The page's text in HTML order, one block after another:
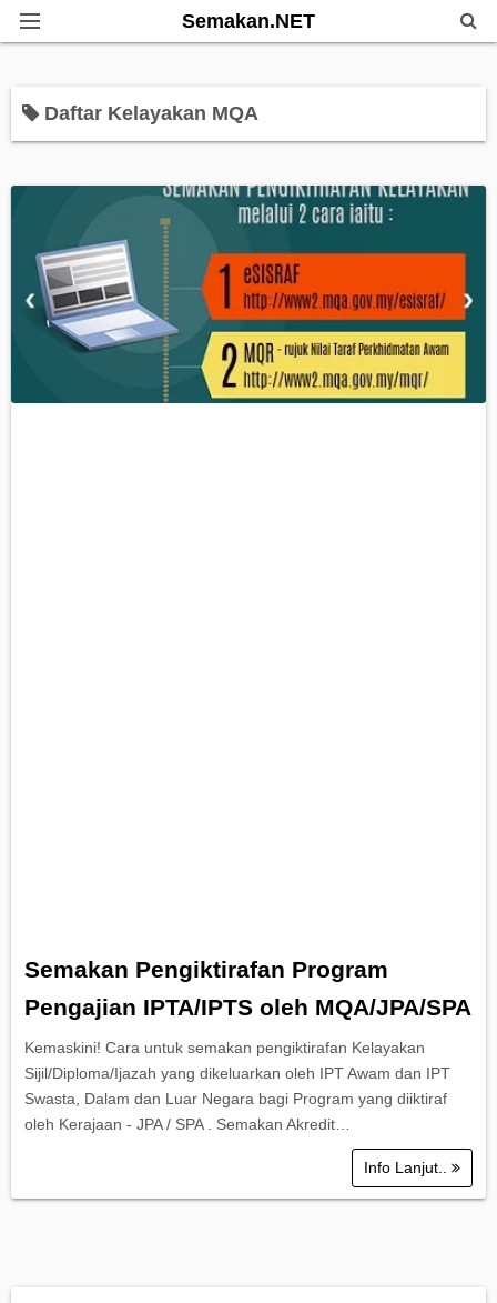
Semakan.NET
Bantuan Kerajaan
Pendidikan
Info Kerjaya
Daftar Kelayakan MQA
Semakan Pengiktirafan Program
Pengajian IPTA/IPTS oleh MQA/JPA/SPA
Kemaskini! Cara untuk semakan pengiktirafan Kelayakan
Sijil/Diploma/Ijazah yang dikeluarkan oleh IPT Awam dan IPT
Swasta, Dalam dan Luar Negara bagi Program yang diiktiraf
oleh Kerajaan - JPA / SPA . Semakan Akredit…
Info Lanjut..